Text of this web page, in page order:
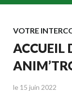
VOTRE
ACCUEIL
le 15 juin 2022